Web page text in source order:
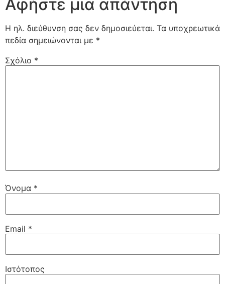
Αφήστε μια απάντηση
Η ηλ. διεύθυνση σας δεν δημοσιεύεται. Τα υποχρεωτικά
πεδία σημειώνονται με *
Σχόλιο *
Όνομα *
Email *
Ιστότοπος